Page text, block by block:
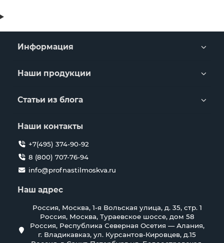
Информация
Наши продукции
Статьи из блога
Наши контакты
+7(495) 374-90-92
8 (800) 707-76-94
info@profnastilmoskva.ru
Наш адрес
Россия, Москва, 1-я Вольская улица, д. 35, стр. 1
Россия, Москва, Тураевское шоссе, дом 58
Россия, Республика Северная Осетия — Алания,
г. Владикавказ, ул. Курсантов-Кировцев, д.15